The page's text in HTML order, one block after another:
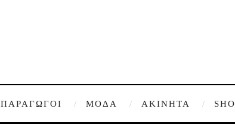
ΠΑΡΑΓΩΓΟΊ ΜΌΔΑ ΑΚΊΝΗΤΑ